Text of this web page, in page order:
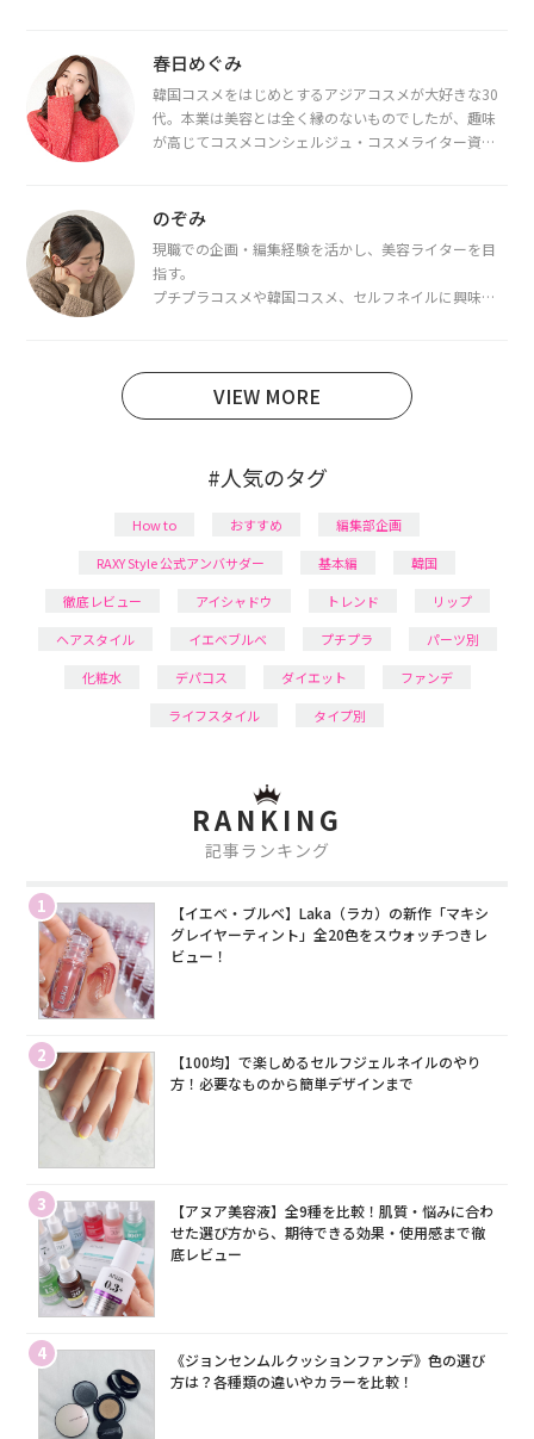
春日めぐみ
韓国コスメをはじめとするアジアコスメが大好きな30
代。本業は美容とは全く縁のないものでしたが、趣味
が高じてコスメコンシェルジュ・コスメライター資格
断・骨格診断によるイメージコンサルティングも行っ
のぞみ
現職での企画・編集経験を活かし、美容ライターを目
指す。
プチプラコスメや韓国コスメ、セルフネイルに興味が
日本化粧品検定1級保有。
VIEW MORE
#人気のタグ
How to おすすめ
編集部企画
RAXY Style 公式アンバサダー
基本編
韓国
徹底レビュー
アイシャドウ トレンド
リップ
ヘアスタイル
イエベブルベ プチプラ
パーツ別
化粧水
デパコス ダイエット
ファンデ
ライフスタイル
タイプ別
RANKING
記事ランキング
1
【イエベ・ブルベ】Laka（ラカ）の新作「マキシ
グレイヤーティント」全20色をスウォッチつきレ
ビュー！
2
【100均】で楽しめるセルフジェルネイルのやり
方！必要なものから簡単デザインまで
3
【アヌア美容液】全9種を比較！肌質・悩みに合わ
せた選び方から、期待できる効果・使用感まで徹
底レビュー
4
《ジョンセンムルクッションファンデ》色の選び
方は？各種類の違いやカラーを比較！